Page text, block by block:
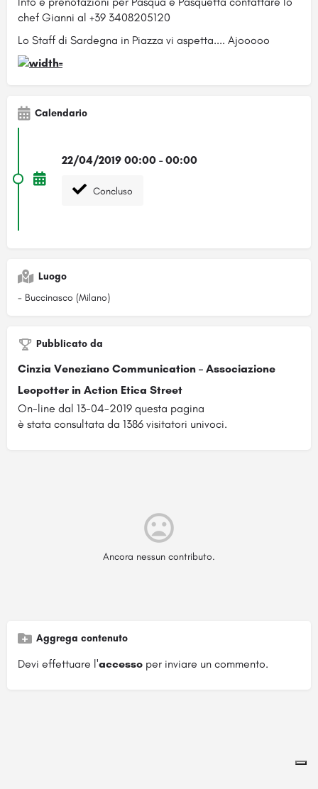
chef Gianni al +39 3408205120
Lo Staff di Sardegna in Piazza vi aspetta.... Ajooooo
Calendario
22/04/2019 00:00 - 00:00
Concluso
Luogo
- Buccinasco (Milano)
Pubblicato da
Cinzia Veneziano Communication – Associazione
Leopotter in Action Etica Street
On-line dal 13-04-2019 questa pagina
è stata consultata da 1386 visitatori univoci.
Ancora nessun contributo.
Aggrega contenuto
Devi effettuare l'accesso per inviare un commento.